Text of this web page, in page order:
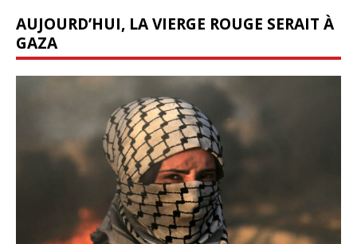
AUJOURD’HUI, LA VIERGE ROUGE SERAIT À
GAZA